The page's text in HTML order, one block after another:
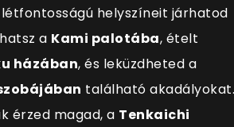
helyszíneit járhatod
a Kami palotába, ételt
házában, és leküzdheted a
található akadályokat.
érzed magad, a Tenkaichi